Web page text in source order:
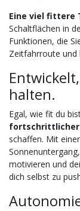
Eine viel fittere
Schaltflächen in
Funktionen, die
Zeitfahrroute und
halten.
Egal, wie fit du
fortschrittlicher
schaffen. Mit
motivieren und
dich selbst zu